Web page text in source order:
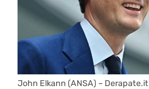
John Elkann (ANSA) – Derapate.it